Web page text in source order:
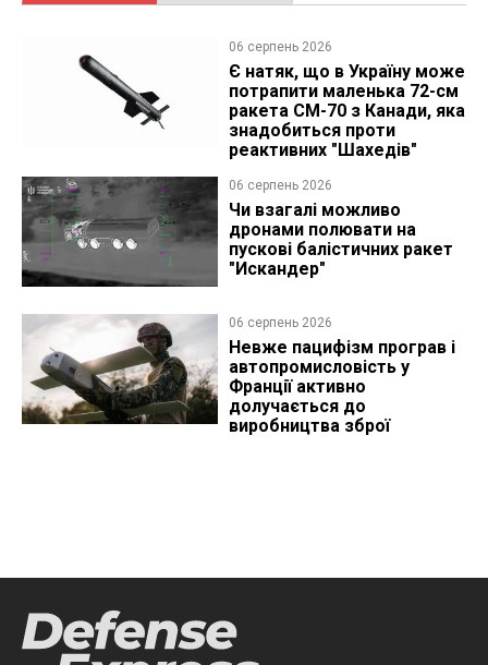
06 серпень 2026
Є натяк, що в Україну може
потрапити маленька 72-см
ракета CM-70 з Канади, яка
знадобиться проти
реактивних "Шахедів"
06 серпень 2026
Чи взагалі можливо
дронами полювати на
пускові балістичних ракет
"Искандер"
06 серпень 2026
Невже пацифізм програв і
автопромисловість у
Франції активно
долучається до
виробництва зброї